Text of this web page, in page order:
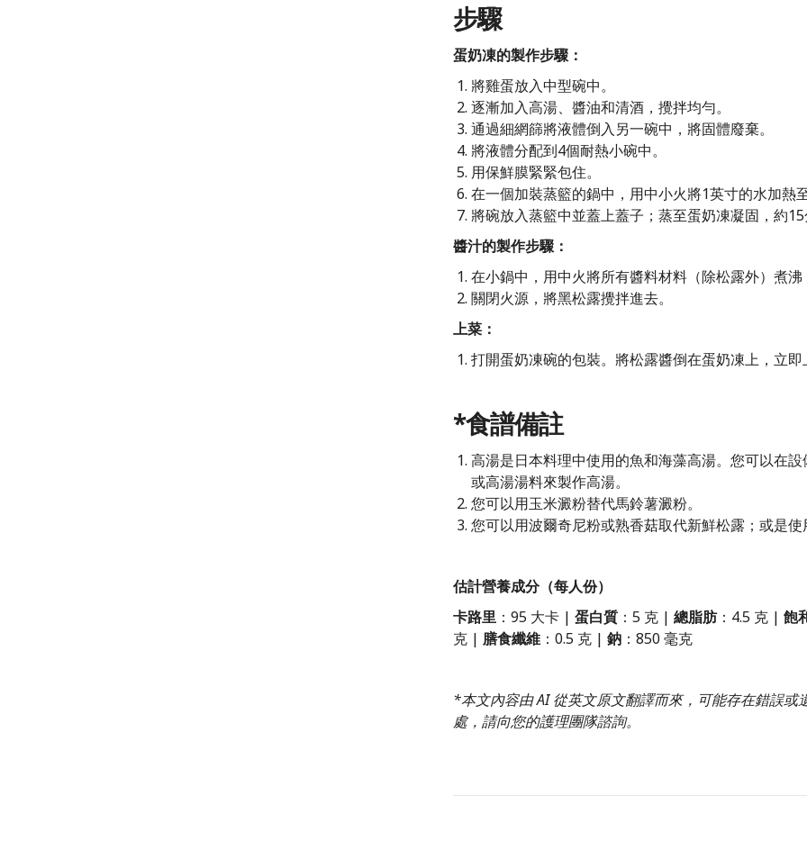
步驟
蛋奶凍的製作步驟：
將雞蛋放入中型碗中。
逐漸加入高湯、醬油和清酒，攪拌均勻。
通過細網篩將液體倒入另一碗中，將固體廢棄。
將液體分配到4個耐熱小碗中。
用保鮮膜緊緊包住。
在一個加裝蒸籃的鍋中，用中小火將1英寸的水加熱
將碗放入蒸籃中並蓋上蓋子；蒸至蛋奶凍凝固，約
醬汁的製作步驟：
在小鍋中，用中火將所有醬料材料（除松露外）煮
關閉火源，將黑松露攪拌進去。
上菜：
打開蛋奶凍碗的包裝。將松露醬倒在蛋奶凍上，立即
*食譜備註
高湯是日本料理中使用的魚和海藻高湯。您可以在
或高湯湯料來製作高湯。
您可以用玉米澱粉替代馬鈴薯澱粉。
您可以用波爾奇尼粉或熟香菇取代新鮮松露；或是
估計營養成分（每人份）
卡路里：95 大卡 | 蛋白質：5 克 | 總脂肪：4.5 克 | 飽
克 | 膳食纖維：0.5 克 | 鈉：850 毫克
*本文內容由 AI 從英文原文翻譯而來，可能存在錯誤
處，請向您的護理團隊諮詢。